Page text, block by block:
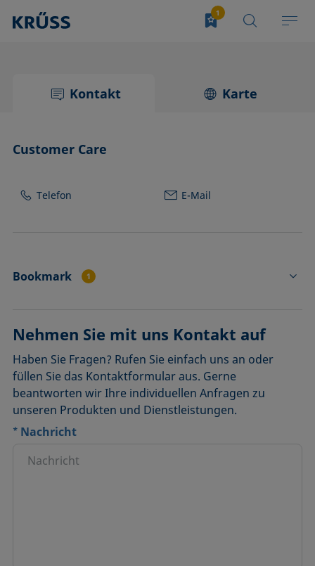
Kontakt Karte
Customer Care
Telefon E-Mail
Bookmark 1
Nehmen Sie mit uns Kontakt auf
Haben Sie Fragen? Rufen Sie einfach uns an oder
füllen Sie das Kontaktformular aus. Gerne
beantworten wir Ihre individuellen Anfragen zu
unseren Produkten und Dienstleistungen.
* Nachricht